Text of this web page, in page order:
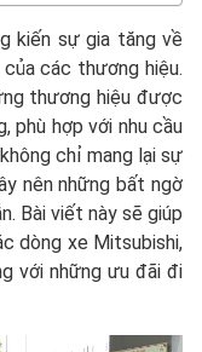
kiến sự gia tăng về
các thương hiệu.
thương hiệu được
phù hợp với nhu cầu
chỉ mang lại sự
nên những bất ngờ
Bài viết này sẽ giúp
dòng xe Mitsubishi,
với những ưu đãi đi